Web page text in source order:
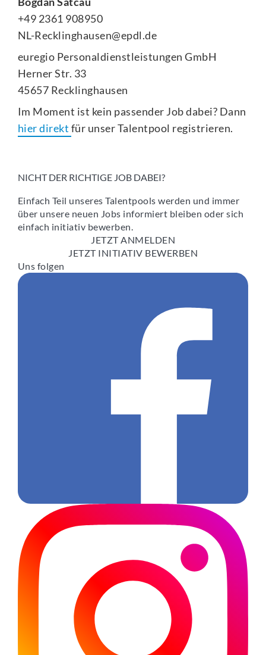
+49 2361 908950
NL-Recklinghausen@epdl.de
euregio Personaldienstleistungen GmbH
Herner Str. 33
45657 Recklinghausen
Im Moment ist kein passender Job dabei? Dann
hier direkt für unser Talentpool registrieren.
NICHT DER RICHTIGE JOB DABEI?
Einfach Teil unseres Talentpools werden und immer
über unsere neuen Jobs informiert bleiben oder sich
einfach initiativ bewerben.
JETZT ANMELDEN
JETZT INITIATIV BEWERBEN
Uns folgen